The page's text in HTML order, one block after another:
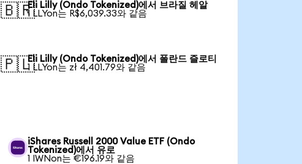
🇧🇷Eli Lilly (Ondo Tokenized)에서 브라질 헤알
1 LLYon는 R$6,039.33와 같음
🇵🇱Eli Lilly (Ondo Tokenized)에서 폴란드 즐로티
1 LLYon는 zł 4,401.79와 같음
iShares Russell 2000 Value ETF (Ondo
Tokenized)에서 유로
1 IWNon는 €196.19와 같음